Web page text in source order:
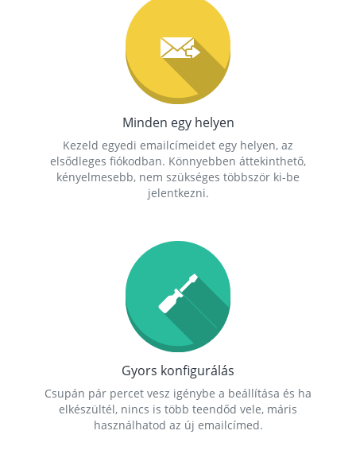
Minden egy helyen
Kezeld egyedi emailcímeidet egy helyen, az
elsődleges fiókodban. Könnyebben áttekinthető,
kényelmesebb, nem szükséges többször ki-be
jelentkezni.
Gyors konfigurálás
Csupán pár percet vesz igénybe a beállítása és ha
elkészültél, nincs is több teendőd vele, máris
használhatod az új emailcímed.